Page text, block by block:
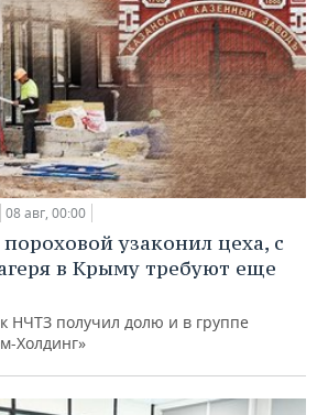
08 авг, 00:00
узаконил цеха, с
в Крыму требуют еще
НЧТЗ получил долю и в группе
Холдинг»